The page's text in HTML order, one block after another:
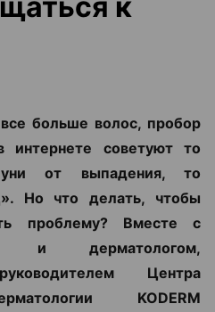
больше волос, пробор
интернете советуют то
от выпадения, то
Но что делать, чтобы
проблему? Вместе с
и дерматологом,
Центра
KODERM